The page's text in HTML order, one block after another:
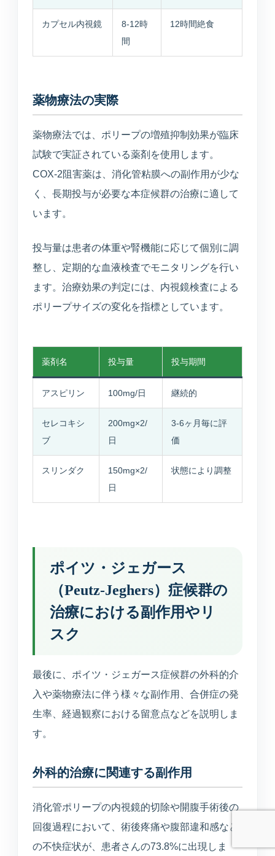
カプセル内視鏡
8-12時
間
12時間絶食
薬物療法の実際
薬物療法では、ポリープの増殖抑制効果が臨床
試験で実証されている薬剤を使用します。
COX-2阻害薬は、消化管粘膜への副作用が少な
く、長期投与が必要な本症候群の治療に適して
います。
投与量は患者の体重や腎機能に応じて個別に調
整し、定期的な血液検査でモニタリングを行い
ます。治療効果の判定には、内視鏡検査による
ポリープサイズの変化を指標としています。
薬剤名 投与量 投与期間
アスピリン 100mg/日 継続的
セレコキシ
ブ
200mg×2/
日
3-6ヶ月毎に評
価
スリンダク
150mg×2/
日
状態により調整
ポイツ・ジェガース
（Peutz-Jeghers）症候群の
治療における副作用やリ
スク
最後に、ポイツ・ジェガース症候群の外科的介
入や薬物療法に伴う様々な副作用、合併症の発
生率、経過観察における留意点などを説明しま
す。
外科的治療に関連する副作用
消化管ポリープの内視鏡的切除や開腹手術後の
回復過程において、術後疼痛や腹部違和感など
の不快症状が、患者さんの73.8%に出現しま
まるおかAI案内
護の窓口をすぐご案内します。
公開情報のみ
目安をご案内できます。
診断や個人情報の受付は行わず、公開中の院
内情報だけを使って回答します。
予約ページはどこ？ 今やってる？ 美容の問い合わせ先は？